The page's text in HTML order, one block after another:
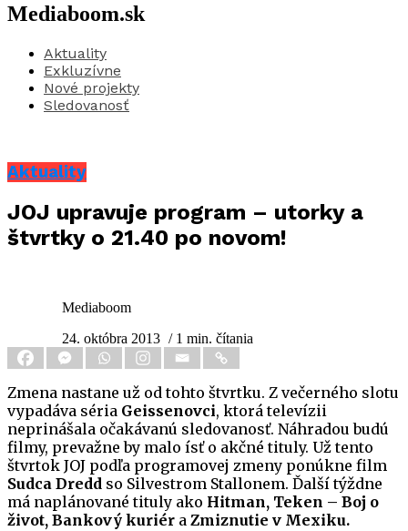
Mediaboom.sk
Aktuality
Exkluzívne
Nové projekty
Sledovanosť
Aktuality
JOJ upravuje program – utorky a
štvrtky o 21.40 po novom!
Mediaboom
24. októbra 2013 / 1 min. čítania
Zmena nastane už od tohto štvrtku. Z večerného slotu
vypadáva séria Geissenovci, ktorá televízii
neprinášala očakávanú sledovanosť. Náhradou budú
filmy, prevažne by malo ísť o akčné tituly. Už tento
štvrtok JOJ podľa programovej zmeny ponúkne film
Sudca Dredd so Silvestrom Stallonem. Ďalší týždne
má naplánované tituly ako Hitman, Teken – Boj o
život, Bankový kuriér a Zmiznutie v Mexiku.